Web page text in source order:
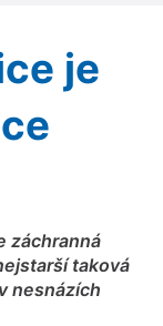
je
záchranná
taková
nesnázích